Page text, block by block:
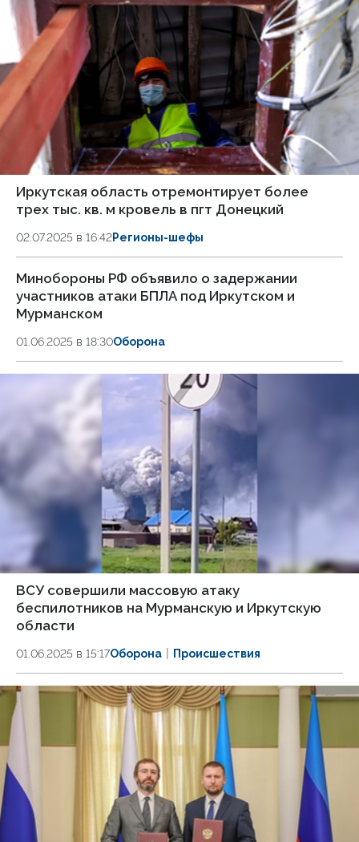
Иркутская область отремонтирует более
трех тыс. кв. м кровель в пгт Донецкий
02.07.2025 в 16:42Регионы-шефы
Минобороны РФ объявило о задержании
участников атаки БПЛА под Иркутском и
Мурманском
01.06.2025 в 18:30Оборона
ВСУ совершили массовую атаку
беспилотников на Мурманскую и Иркутскую
области
01.06.2025 в 15:17Оборона Происшествия